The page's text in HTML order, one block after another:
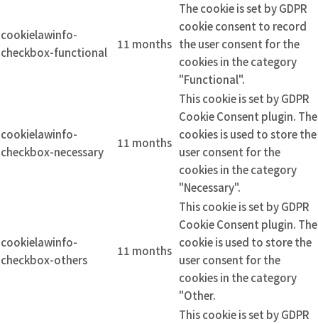
cookielawinfo-
checkbox-functional
11 months
The cookie is set by GDPR
cookie consent to record
the user consent for the
cookies in the category
"Functional".
cookielawinfo-
checkbox-necessary
11 months
This cookie is set by GDPR
Cookie Consent plugin. The
cookies is used to store the
user consent for the
cookies in the category
"Necessary".
cookielawinfo-
checkbox-others
11 months
This cookie is set by GDPR
Cookie Consent plugin. The
cookie is used to store the
user consent for the
cookies in the category
"Other.
This cookie is set by GDPR